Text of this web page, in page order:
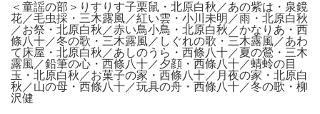
＜童謡の部＞りすりす子栗鼠・北原白秋／あの紫は・泉鏡
花／毛虫採・三木露風／紅い雲・小川未明／雨・北原白秋
／お祭・北原白秋／赤い鳥小鳥・北原白秋／かなりあ・西
條八十／冬の歌・三木露風／しぐれの歌・三木露風／あわ
て床屋・北原白秋／あしのうら・西條八十／夏の鶯・三木
露風／鉛筆の心・西條八十／夕顔・西條八十／蜻蛉の目
玉・北原白秋／お菓子の家・西條八十／月夜の家・北原白
秋／山の母・西條八十／玩具の舟・西條八十／冬の歌・柳
沢健